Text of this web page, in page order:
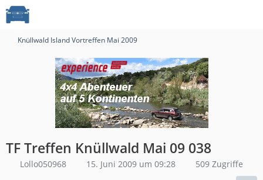
Knüllwald Island Vortreffen Mai 2009
TF Treffen Knüllwald Mai 09 038
Lollo050968 15. Juni 2009 um 09:28 509 Zugriffe